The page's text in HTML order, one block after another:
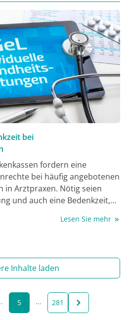
bei
fordern eine
bei häufig angebotenen
in Arztpraxen. Nötig seien
und auch eine Bedenkzeit,
Lesen Sie mehr
Inhalte laden
5 ... 281